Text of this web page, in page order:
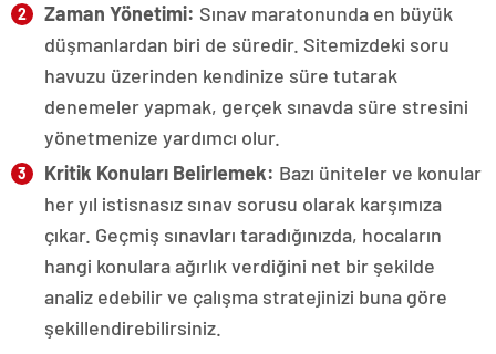
Zaman Yönetimi: Sınav maratonunda en büyük
düşmanlardan biri de süredir. Sitemizdeki soru
havuzu üzerinden kendinize süre tutarak
denemeler yapmak, gerçek sınavda süre stresini
yönetmenize yardımcı olur.
Kritik Konuları Belirlemek: Bazı üniteler ve konular
her yıl istisnasız sınav sorusu olarak karşımıza
çıkar. Geçmiş sınavları taradığınızda, hocaların
hangi konulara ağırlık verdiğini net bir şekilde
analiz edebilir ve çalışma stratejinizi buna göre
şekillendirebilirsiniz.